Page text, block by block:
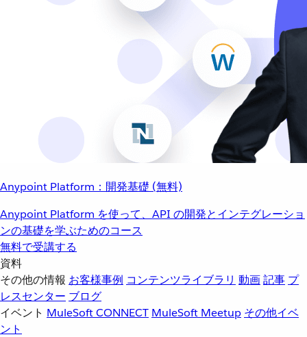
Anypoint Platform：開発基礎 (無料)
Anypoint Platform を使って、API の開発とインテグレーショ
ンの基礎を学ぶためのコース
無料で受講する
資料
その他の情報 お客様事例 コンテンツライブラリ 動画記事 プ
レスセンター ブログ
イベント MuleSoft CONNECT MuleSoft Meetup その他イベ
ント